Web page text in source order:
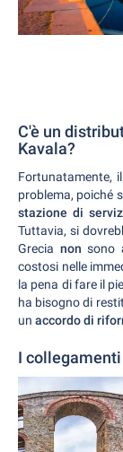
C'è un
Kavala?
Fortunatamente,
problema, poiché
stazione di
Tuttavia, si
Grecia non sono
costosi nelle
la pena di fare il
ha bisogno di
un accordo di
I